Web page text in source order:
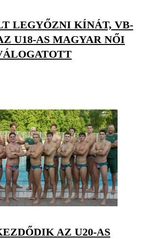
LEGYŐZNI KÍNÁT, VB-
U18-AS MAGYAR NŐI
AZ U20-AS